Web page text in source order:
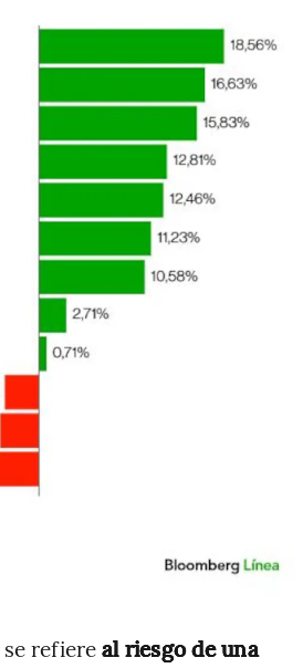
se refiereal riesgo de una